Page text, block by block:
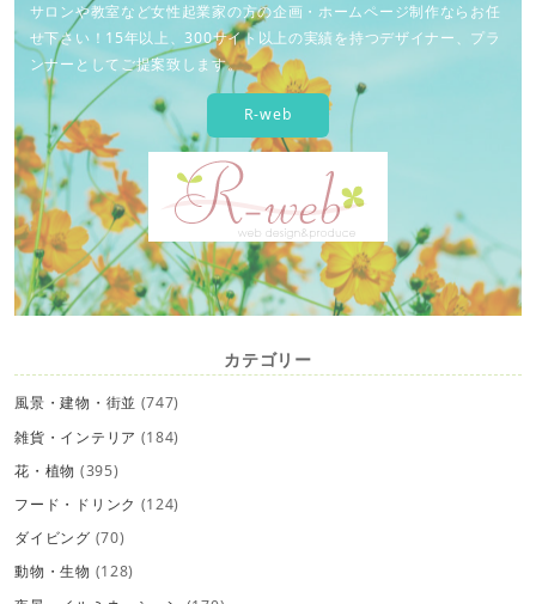
サロンや教室など女性起業家の方の企画・ホームページ制作ならお任
せ下さい！15年以上、300サイト以上の実績を持つデザイナー、プラ
ンナーとしてご提案致します。
R-web
カテゴリー
風景・建物・街並 (747)
雑貨・インテリア (184)
花・植物 (395)
フード・ドリンク (124)
ダイビング (70)
動物・生物 (128)